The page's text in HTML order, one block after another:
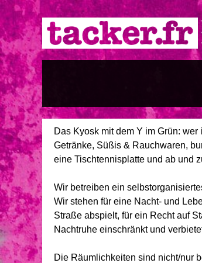
Direkt
zum
Inhalt
Das Kyosk mit dem Y im Grün:
Getränke, Süßis & Rauchwaren,
eine Tischtennisplatte und ab und
Wir betreiben ein
Wir stehen für eine Nacht- und
Straße abspielt, für ein Recht auf
Nachtruhe einschränkt und
Die Räumlichkeiten sind nicht/nur